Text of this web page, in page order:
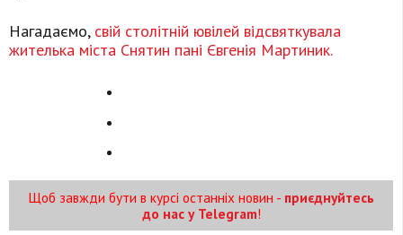
Нагадаємо, свій столітній ювілей відсвяткувала
жителька міста Снятин пані Євгенія Мартиник.
Щоб завжди бути в курсі останніх новин - приєднуйтесь
до нас у Telegram!